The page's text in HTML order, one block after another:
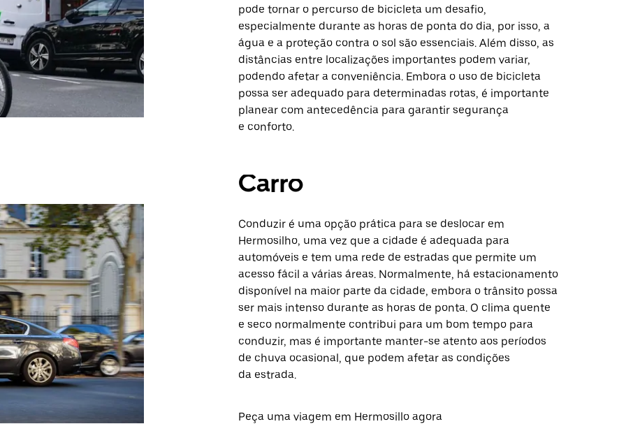
pode tornar o percurso de bicicleta um desafio,
especialmente durante as horas de ponta do dia, por isso, a
água e a proteção contra o sol são essenciais. Além disso, as
distâncias entre localizações importantes podem variar,
podendo afetar a conveniência. Embora o uso de bicicleta
possa ser adequado para determinadas rotas, é importante
planear com antecedência para garantir segurança
e conforto.
Carro
Conduzir é uma opção prática para se deslocar em
Hermosilho, uma vez que a cidade é adequada para
automóveis e tem uma rede de estradas que permite um
acesso fácil a várias áreas. Normalmente, há estacionamento
disponível na maior parte da cidade, embora o trânsito possa
ser mais intenso durante as horas de ponta. O clima quente
e seco normalmente contribui para um bom tempo para
conduzir, mas é importante manter-se atento aos períodos
de chuva ocasional, que podem afetar as condições
da estrada.
Peça uma viagem em Hermosillo agora